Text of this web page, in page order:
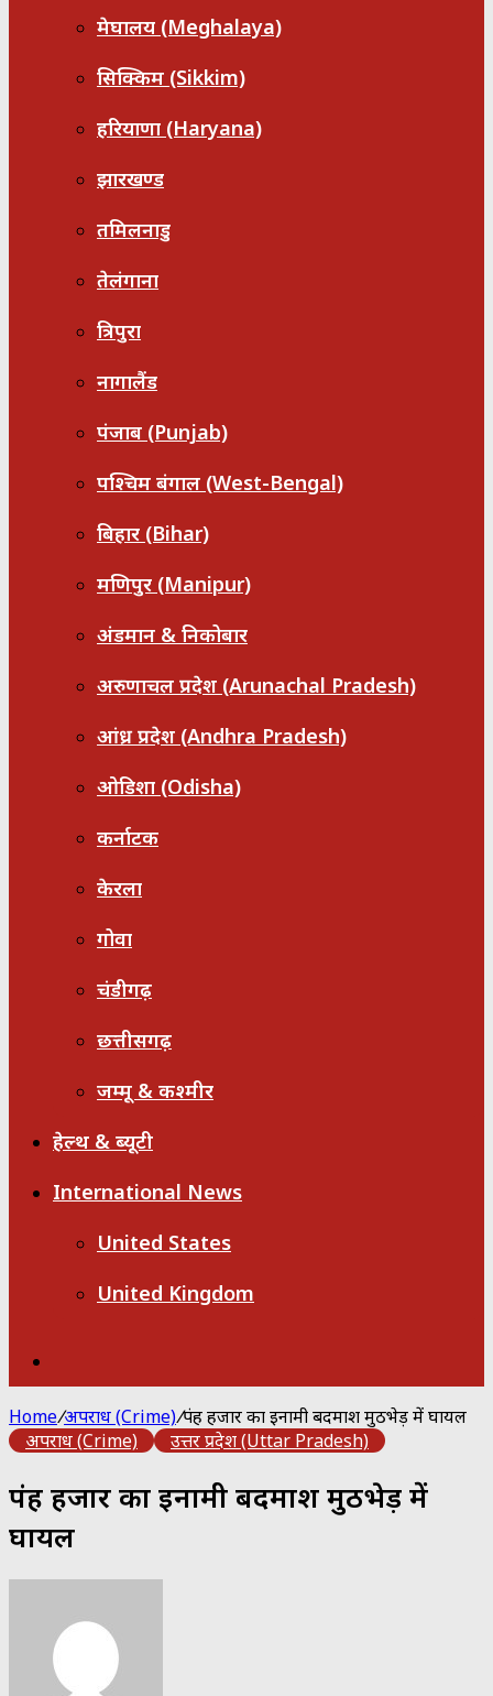
मेघालय (Meghalaya)
सिक्किम (Sikkim)
हरियाणा (Haryana)
झारखण्ड
तमिलनाडु
तेलंगाना
त्रिपुरा
नागालैंड
पंजाब (Punjab)
पश्चिम बंगाल (West-Bengal)
बिहार (Bihar)
मणिपुर (Manipur)
अंडमान & निकोबार
अरुणाचल प्रदेश (Arunachal Pradesh)
आंध्र प्रदेश (Andhra Pradesh)
ओडिशा (Odisha)
कर्नाटक
केरला
गोवा
चंडीगढ़
छत्तीसगढ़
जम्मू & कश्मीर
हेल्थ & ब्यूटी
International News
United States
United Kingdom
for
Home/अपराध (Crime)/पंद्रह हजार का इनामी बदमाश मुठभेड़ में घायल
अपराध (Crime)
उत्तर प्रदेश (Uttar Pradesh)
पंद्रह हजार का इनामी बदमाश मुठभेड़ में
घायल